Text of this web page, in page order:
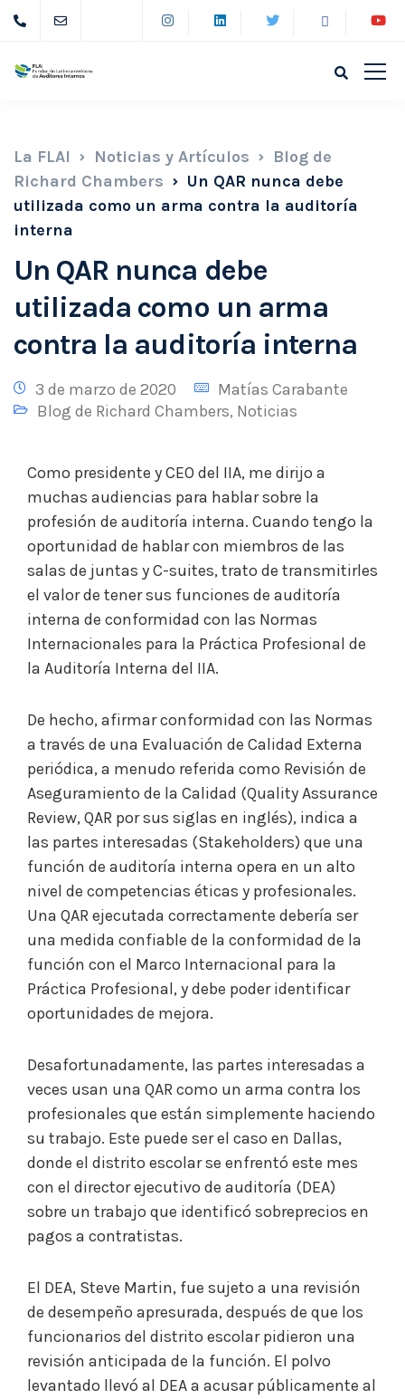
La FLAI Noticias y Artículos
Blog de
Richard Chambers
Un QAR nunca debe
utilizada como un arma contra la auditoría
interna
Un QAR nunca debe
utilizada como un arma
contra la auditoría interna
3 de marzo de 2020
Matías Carabante
Blog de Richard Chambers, Noticias
Como presidente y CEO del IIA, me dirijo a
muchas audiencias para hablar sobre la
profesión de auditoría interna. Cuando tengo la
oportunidad de hablar con miembros de las
salas de juntas y C-suites, trato de transmitirles
el valor de tener sus funciones de auditoría
interna de conformidad con las Normas
Internacionales para la Práctica Profesional de
la Auditoría Interna del IIA.
De hecho, afirmar conformidad con las Normas
a través de una Evaluación de Calidad Externa
periódica, a menudo referida como Revisión de
Aseguramiento de la Calidad (Quality Assurance
Review, QAR por sus siglas en inglés), indica a
las partes interesadas (Stakeholders) que una
función de auditoría interna opera en un alto
nivel de competencias éticas y profesionales.
Una QAR ejecutada correctamente debería ser
una medida confiable de la conformidad de la
función con el Marco Internacional para la
Práctica Profesional, y debe poder identificar
oportunidades de mejora.
Desafortunadamente, las partes interesadas a
veces usan una QAR como un arma contra los
profesionales que están simplemente haciendo
su trabajo. Este puede ser el caso en Dallas,
donde el distrito escolar se enfrentó este mes
con el director ejecutivo de auditoría (DEA)
sobre un trabajo que identificó sobreprecios en
pagos a contratistas.
El DEA, Steve Martin, fue sujeto a una revisión
de desempeño apresurada, después de que los
funcionarios del distrito escolar pidieron una
revisión anticipada de la función. El polvo
levantado llevó al DEA a acusar públicamente al